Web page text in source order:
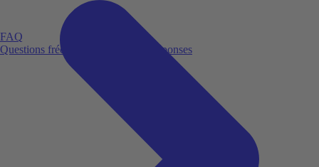
FAQ
Questions fréquemment posées et réponses